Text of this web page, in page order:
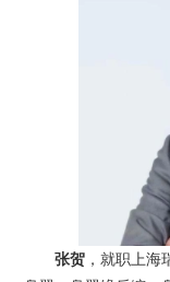
张贺 ，就职上